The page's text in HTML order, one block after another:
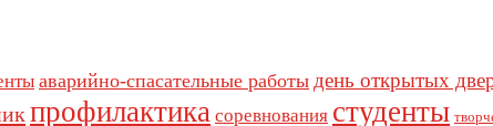
аварийно-спасательные работы день открытых
профилактика соревнования студенты